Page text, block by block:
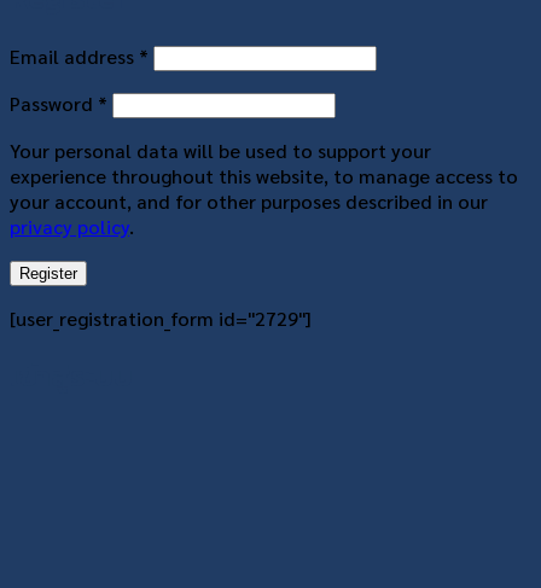
Email address * Required
Password * Required
Your personal data will be used to support your
experience throughout this website, to manage access to
your account, and for other purposes described in our
privacy policy.
Register
[user_registration_form id="2729"]